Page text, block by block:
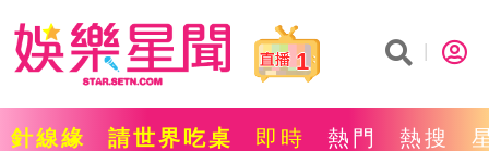
1
針線緣 請世界吃桌 即時 熱門 熱搜